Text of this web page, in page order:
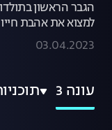
הגבר הראשון
למצוא את אהבת חייו
03.04.2023
עונה 3